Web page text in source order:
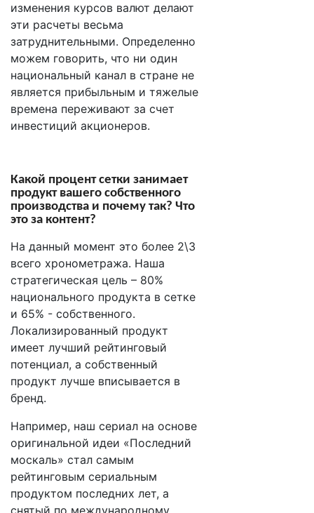
изменения курсов валют делают
эти расчеты весьма
затруднительными. Определенно
можем говорить, что ни один
национальный канал в стране не
является прибыльным и тяжелые
времена переживают за счет
инвестиций акционеров.
Какой процент сетки занимает
продукт вашего собственного
производства и почему так? Что
это за контент?
На данный момент это более 2\3
всего хронометража. Наша
стратегическая цель – 80%
национального продукта в сетке
и 65% - собственного.
Локализированный продукт
имеет лучший рейтинговый
потенциал, а собственный
продукт лучше вписывается в
бренд.
Например, наш сериал на основе
оригинальной идеи «Последний
москаль» стал самым
рейтинговым сериальным
продуктом последних лет, а
снятый по международному